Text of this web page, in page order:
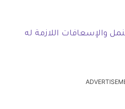
والإسعافات اللازمة له